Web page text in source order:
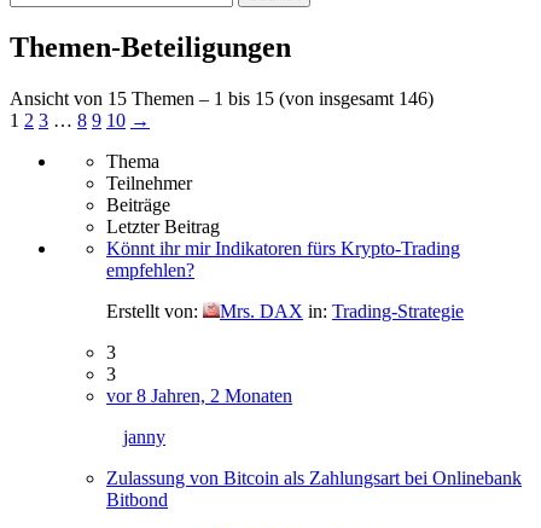
suchen:
Themen-Beteiligungen
Ansicht von 15 Themen – 1 bis 15 (von insgesamt 146)
1 2 3 … 8 9 10 →
Thema
Teilnehmer
Beiträge
Letzter Beitrag
Könnt ihr mir Indikatoren fürs Krypto-Trading
empfehlen?
Erstellt von:
Mrs. DAX in: Trading-Strategie
3
3
vor 8 Jahren, 2 Monaten
janny
Zulassung von Bitcoin als Zahlungsart bei Onlinebank
Bitbond